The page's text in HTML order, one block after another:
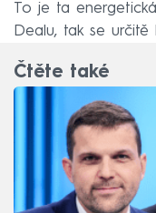
To je ta
Dealu, tak se určitě
Čtěte také